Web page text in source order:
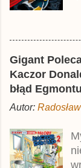
Gigant
Kaczor
błąd
Autor: